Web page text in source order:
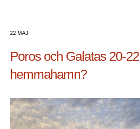
22 MAJ
Poros och Galatas 20-
hemmahamn?